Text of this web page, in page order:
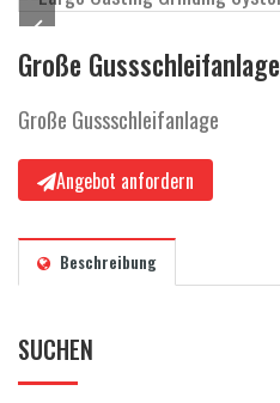
Große Gussschleifanlage
Große Gussschleifanlage
Angebot anfordern
Beschreibung
SUCHEN